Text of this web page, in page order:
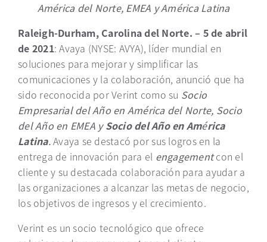
América del Norte, EMEA y América Latina
Raleigh-Durham, Carolina del Norte. – 5 de abril
de 2021: Avaya (NYSE: AVYA), líder mundial en
soluciones para mejorar y simplificar las
comunicaciones y la colaboración, anunció que ha
sido reconocida por Verint como su Socio
Empresarial del Año en América del Norte, Socio
del Año en EMEA ySocio del Año en América
Latina.Avaya se destacó por sus logros en la
entrega de innovación para el engagementcon el
cliente y su destacada colaboración para ayudar a
las organizaciones a alcanzar las metas de negocio,
los objetivos de ingresos y el crecimiento.
Verint es un socio tecnológico que ofrece